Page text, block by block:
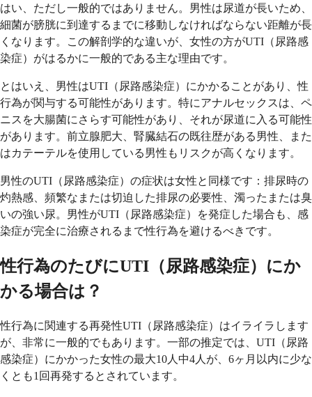
はい、ただし一般的ではありません。男性は尿道が長いため、
細菌が膀胱に到達するまでに移動しなければならない距離が長
くなります。この解剖学的な違いが、女性の方がUTI（尿路感
染症）がはるかに一般的である主な理由です。
とはいえ、男性はUTI（尿路感染症）にかかることがあり、性
行為が関与する可能性があります。特にアナルセックスは、ペ
ニスを大腸菌にさらす可能性があり、それが尿道に入る可能性
があります。前立腺肥大、腎臓結石の既往歴がある男性、また
はカテーテルを使用している男性もリスクが高くなります。
男性のUTI（尿路感染症）の症状は女性と同様です：排尿時の
灼熱感、頻繁なまたは切迫した排尿の必要性、濁ったまたは臭
いの強い尿。男性がUTI（尿路感染症）を発症した場合も、感
染症が完全に治療されるまで性行為を避けるべきです。
性行為のたびにUTI（尿路感染症）にか
かる場合は？
性行為に関連する再発性UTI（尿路感染症）はイライラします
が、非常に一般的でもあります。一部の推定では、UTI（尿路
感染症）にかかった女性の最大10人中4人が、6ヶ月以内に少な
くとも1回再発するとされています。